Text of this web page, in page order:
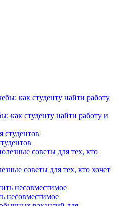
как студенту найти работу и
советы для тех, кто хочет
несовместимое